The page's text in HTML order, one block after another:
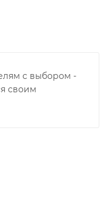
с выбором -
своим